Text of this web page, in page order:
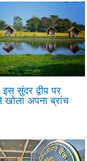
सुंदर द्वीप पर
खोला अपना ब्रांच